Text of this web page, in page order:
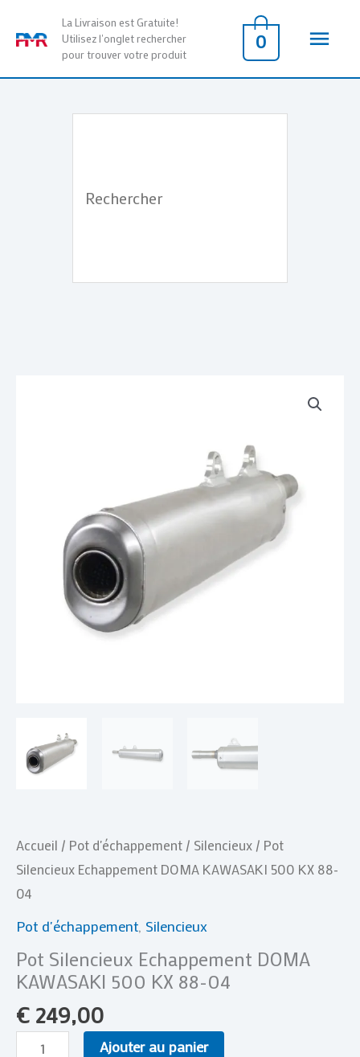
La Livraison est Gratuite!
Utilisez l'onglet rechercher
pour trouver votre produit
0
Accueil / Pot d'échappement / Silencieux / Pot
Silencieux Echappement DOMA KAWASAKI 500 KX 88-
04
Pot d'échappement, Silencieux
Pot Silencieux Echappement DOMA
KAWASAKI 500 KX 88-04
€ 249,00
KAWASAKI
Ajouter au panier